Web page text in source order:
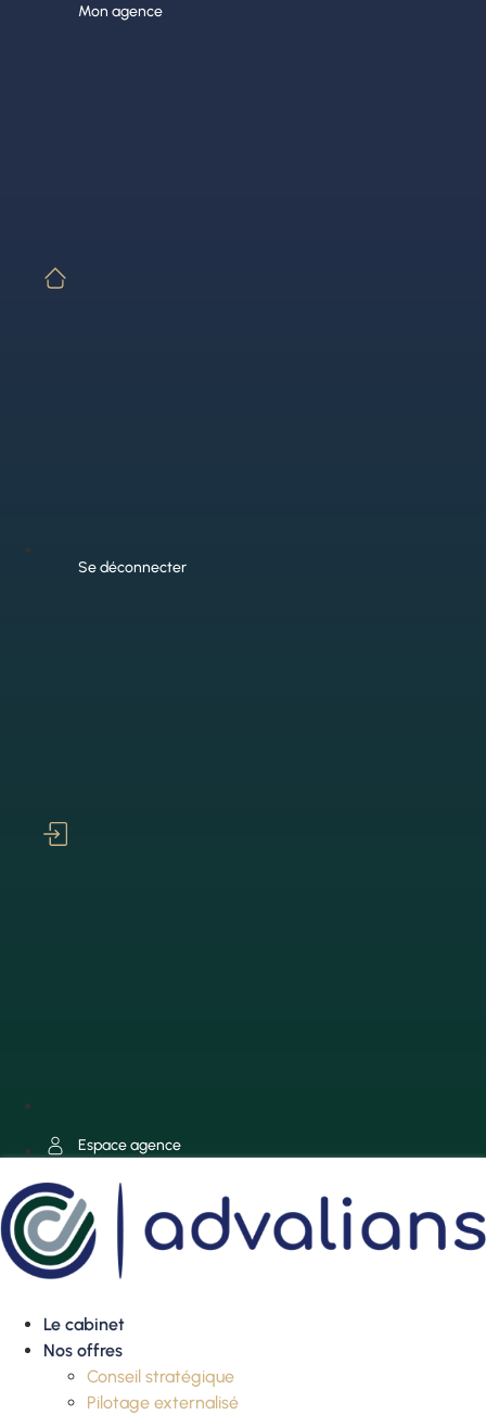
Mon agence
Se déconnecter
Espace agence
Le cabinet
Nos offres
Conseil stratégique
Pilotage externalisé